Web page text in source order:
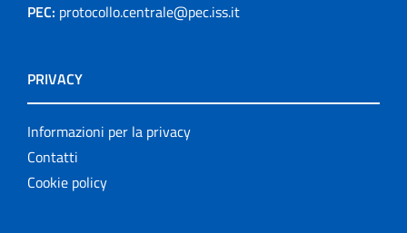
PEC: protocollo.centrale@pec.iss.it
PRIVACY
Informazioni per la privacy
Contatti
Cookie policy